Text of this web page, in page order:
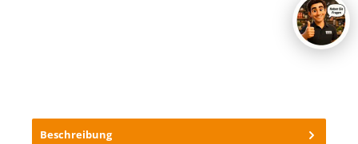
Beschreibung